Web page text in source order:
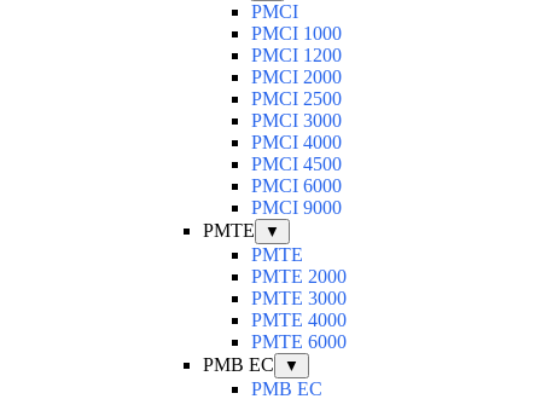
PMCI
PMCI 1000
PMCI 1200
PMCI 2000
PMCI 2500
PMCI 3000
PMCI 4000
PMCI 4500
PMCI 6000
PMCI 9000
PMTE
▼
PMTE
PMTE 2000
PMTE 3000
PMTE 4000
PMTE 6000
PMB EC
▼
PMB EC